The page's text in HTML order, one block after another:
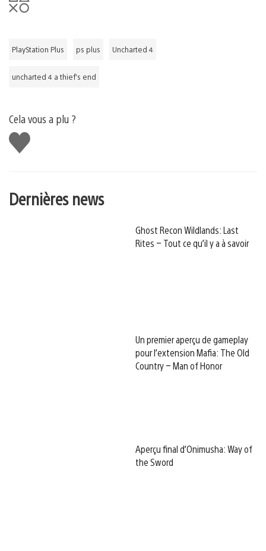
PlayStation Plus ps plus Uncharted 4
uncharted 4 a thief’s end
Cela vous a plu ?
J'aime
Dernières news
Ghost Recon Wildlands: Last
Rites – Tout ce qu’il y a à savoir
Un premier aperçu de gameplay
pour l’extension Mafia: The Old
Country – Man of Honor
Aperçu final d’Onimusha: Way of
the Sword